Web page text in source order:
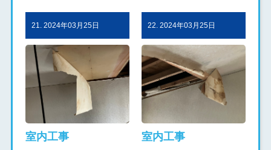
21. 2024年03月25日
室内工事
22. 2024年03月25日
室内工事